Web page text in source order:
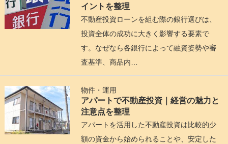
イントを整理
不動産投資ローンを組む際の銀行選びは、
投資全体の成功に大きく影響する要素で
す。なぜなら各銀行によって融資姿勢や審
査基準、商品内…
物件・運用
アパートで不動産投資｜経営の魅力と
注意点を整理
アパートを活用した不動産投資は比較的少
額の資金から始められることや、安定した